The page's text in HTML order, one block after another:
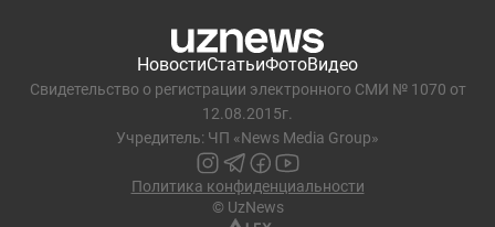
НовостиСтатьиФотоВидео
Свидетельство о регистрации электронного СМИ № 1070 от
12.08.2015г.
Учредитель: ЧП «News Media Group»
Политика конфиденциальности
© UzNews